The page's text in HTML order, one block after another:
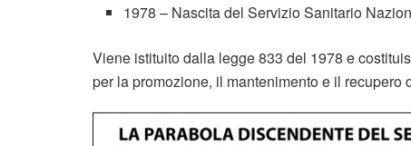
1978 – Nascita del Servizio Sanitario
Viene istituito dalla legge 833 del 1978 e
per la promozione, il mantenimento e il